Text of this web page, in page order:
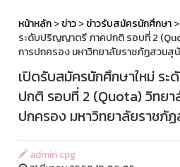
หน้าหลัก>ข่าว>ข่าวรับสมัครนักศึกษา
ระดับปริญญาตรี ภาคปกติ รอบที่ 2
การปกครอง มหาวิทยาลัยราชภัฏสวนสุ
เปิดรับสมัครนักศึกษาใหม่ ร
ปกติ รอบที่ 2 (Quota) วิทยา
ปกครอง มหาวิทยาลัยราชภั
admin cpg